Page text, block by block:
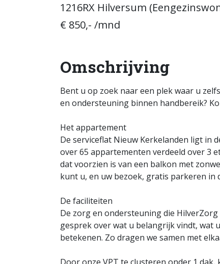
1216RX Hilversum
€ 850,- /mnd
Omschrijving
Bent u op zoek naar een plek waar u
en ondersteuning binnen handbereik?
Het appartement
De serviceflat Nieuw Kerkelanden ligt in
over 65 appartementen verdeeld over 3
dat voorzien is van een balkon met
kunt u, en uw bezoek, gratis parkeren in
De faciliteiten
De zorg en ondersteuning die
gesprek over wat u belangrijk vindt, wat
betekenen. Zo dragen we samen met